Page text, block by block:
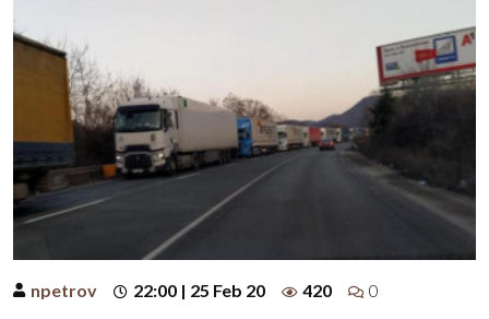
npetrov 22:00 | 25 Feb 20 420 0